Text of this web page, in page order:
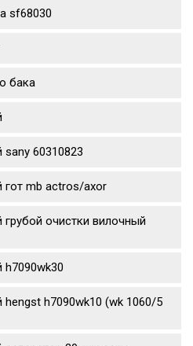
sf68030
бака
60310823
гот mb actros/axor
очистки вилочный
h7090wk10 (wk 1060/5